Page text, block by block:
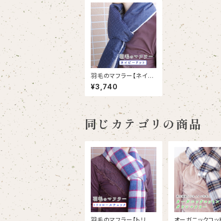
羽毛のマフラー【ネイビ
ードット】(MF_004-N
V)｜リサイクルダウン
¥3,740
同じカテゴリの商品